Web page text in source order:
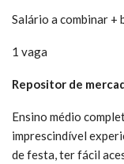
Salário a combinar +
1 vaga
Repositor de
Ensino médio
imprescindível
de festa, ter fácil